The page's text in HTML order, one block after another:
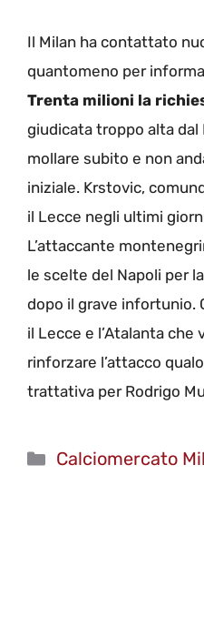
Il Milan ha contattato
quantomeno per
Trenta milioni la
giudicata troppo alta dal
mollare subito e non
iniziale. Krstovic,
il Lecce negli ultimi
L’attaccante
le scelte del Napoli per
dopo il grave infortunio.
il Lecce e l’Atalanta che
rinforzare l’attacco
trattativa per Rodrigo
Categorie
Calciomercato